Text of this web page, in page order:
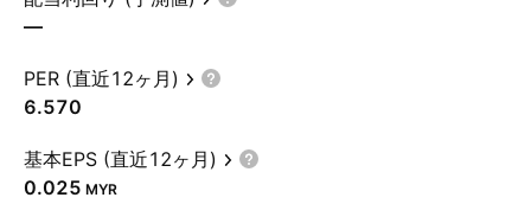
—
PER (直近12ヶ月)
6.570
基本EPS (直近12ヶ月)
0.025 MYR